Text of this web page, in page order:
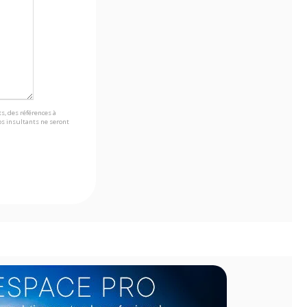
des références à
insultants ne seront